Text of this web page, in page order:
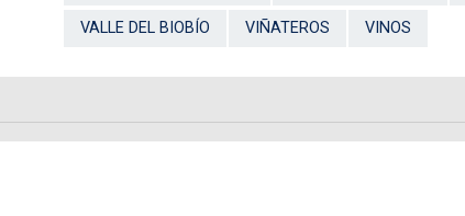
VALLE DEL BIOBÍO VIÑATEROS VINOS